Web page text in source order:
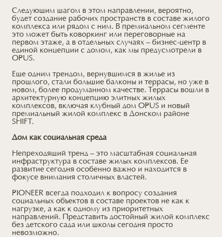
Следующим шагом в этом направлении, вероятно,
будет создание рабочих пространств в составе жилого
комплекса или рядом с ним. В премиальном сегменте
это может быть коворкинг или переговорные на
первом этаже, а в отдельных случаях – бизнес-центр в
единой концепции с домом, как мы предусмотрели в
OPUS.
Еще одним трендом, вернувшимся в жилье из
прошлого, стали большие балконы и террасы, но уже в
новом, более продуманном качестве. Террасы вошли в
архитектурную концепцию элитных жилых
комплексов, включая клубный дом OPUS и новый
премиальный жилой комплекс в Донском районе
SHIFT.
Дом как социальная среда
Непреходящий тренд – это масштабная социальная
инфраструктура в составе жилых комплексов. Ее
развитие сегодня особенно важно и находится в
фокусе внимания столичных властей.
PIONEER всегда подходил к вопросу создания
социальных объектов в составе проектов не как к
нагрузке, а как к одному из приоритетных
направлений. Представить достойный жилой комплекс
без детского сада или школы сегодня просто
невозможно.